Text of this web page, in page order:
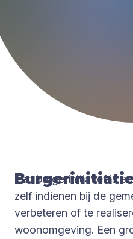
Een burgerinitiatief is
zelf indienen bij de
verbeteren of te
woonomgeving. Een